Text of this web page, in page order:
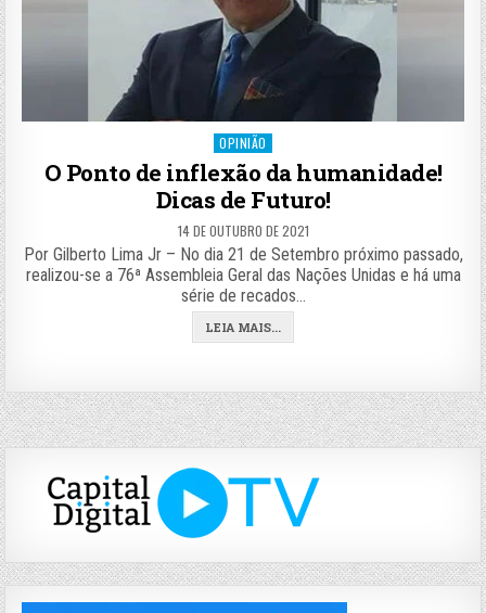
Posted
OPINIÃO
O Ponto de inflexão da humanidade!
Dicas de Futuro!
14 DE OUTUBRO DE 2021
Por Gilberto Lima Jr – No dia 21 de Setembro próximo passado,
realizou-se a 76ª Assembleia Geral das Nações Unidas e há uma
série de recados…
LEIA MAIS...